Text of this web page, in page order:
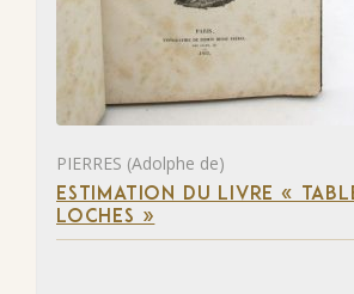
PIERRES (Adolphe de)
ESTIMATION DU LIVRE «
LOCHES »